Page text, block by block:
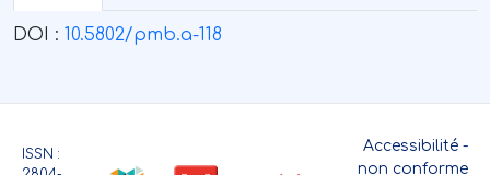
DOI : 10.5802/pmb.a-118
ISSN :
Accessibilité -
non conforme